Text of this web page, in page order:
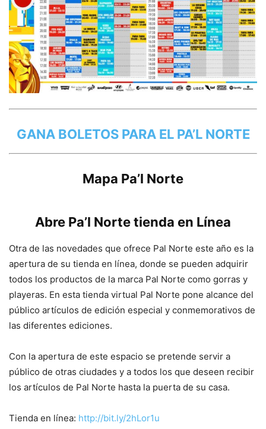
GANA BOLETOS PARA EL PA’L NORTE
Mapa Pa’l Norte
Abre Pa’l Norte tienda en Línea
Otra de las novedades que ofrece Pal Norte este año es la
apertura de su tienda en línea, donde se pueden adquirir
todos los productos de la marca Pal Norte como gorras y
playeras. En esta tienda virtual Pal Norte pone alcance del
público artículos de edición especial y conmemorativos de
las diferentes ediciones.
Con la apertura de este espacio se pretende servir a
público de otras ciudades y a todos los que deseen recibir
los artículos de Pal Norte hasta la puerta de su casa.
Tienda en línea: http://bit.ly/2hLor1u